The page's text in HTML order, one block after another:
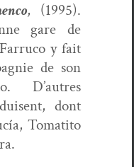
, (1995).
gare de
y fait
de son
D’autres
dont
Tomati­to